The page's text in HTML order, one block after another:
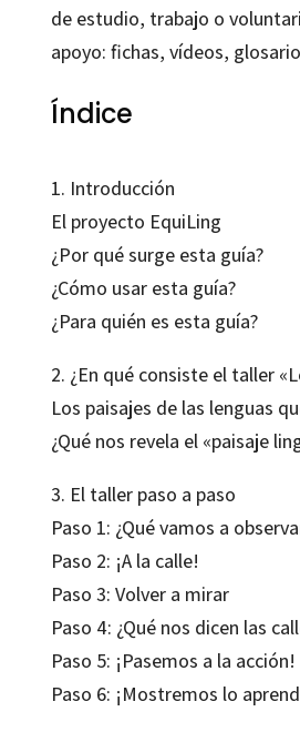
de estudio, trabajo o
apoyo: fichas, vídeos,
Índice
1. Introducción
El proyecto EquiLing
¿Por qué surge esta guía?
¿Cómo usar esta guía?
¿Para quién es esta guía?
2. ¿En qué consiste el taller
Los paisajes de las lenguas
¿Qué nos revela el «paisaje
3. El taller paso a paso
Paso 1: ¿Qué vamos a
Paso 2: ¡A la calle!
Paso 3: Volver a mirar
Paso 4: ¿Qué nos dicen las
Paso 5: ¡Pasemos a la acción!
Paso 6: ¡Mostremos lo